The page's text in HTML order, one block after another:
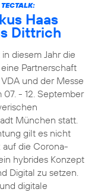
Haas
Dittrich
diesem Jahr die
eine Partnerschaft
und der Messe
- 12. September
München statt.
gilt es nicht
auf die Corona-
hybrides Konzept
Digital zu setzen.
digitale